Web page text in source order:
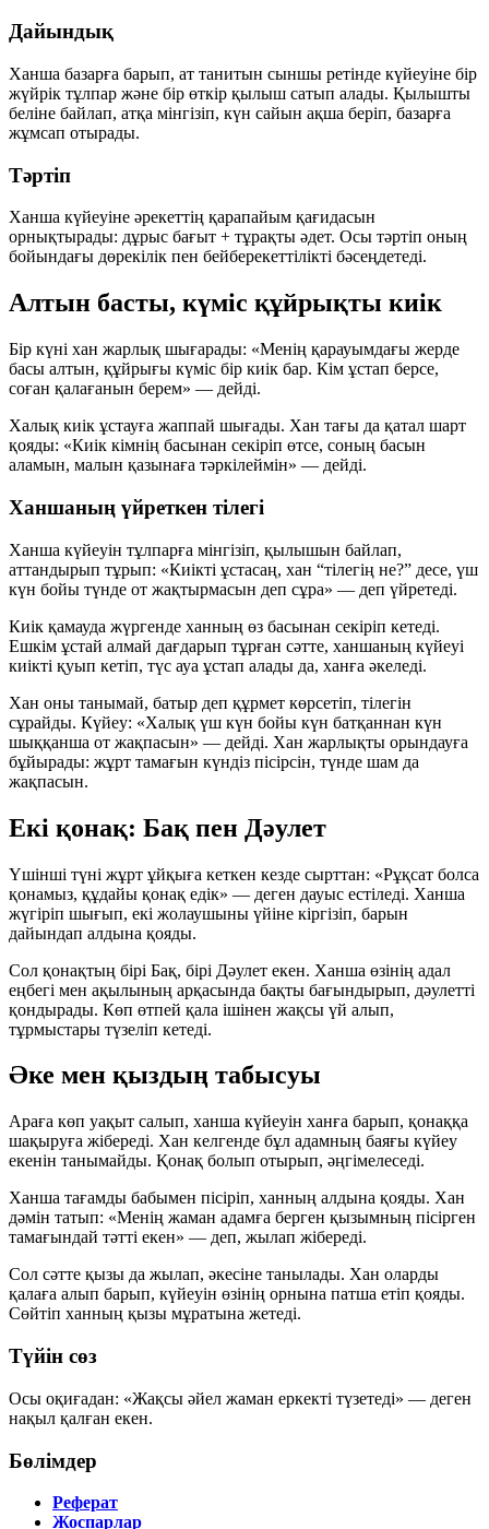
Дайындық
Ханша базарға барып, ат танитын сыншы ретінде күйеуіне бір
жүйрік тұлпар және бір өткір қылыш сатып алады. Қылышты
беліне байлап, атқа мінгізіп, күн сайын ақша беріп, базарға
жұмсап отырады.
Тәртіп
Ханша күйеуіне әрекеттің қарапайым қағидасын
орнықтырады: дұрыс бағыт + тұрақты әдет. Осы тәртіп оның
бойындағы дөрекілік пен бейберекеттілікті бәсеңдетеді.
Алтын басты, күміс құйрықты киік
Бір күні хан жарлық шығарады: «Менің қарауымдағы жерде
басы алтын, құйрығы күміс бір киік бар. Кім ұстап берсе,
соған қалағанын берем» — дейді.
Халық киік ұстауға жаппай шығады. Хан тағы да қатал шарт
қояды: «Киік кімнің басынан секіріп өтсе, соның басын
аламын, малын қазынаға тәркілеймін» — дейді.
Ханшаның үйреткен тілегі
Ханша күйеуін тұлпарға мінгізіп, қылышын байлап,
аттандырып тұрып: «Киікті ұстасаң, хан “тілегің не?” десе, үш
күн бойы түнде от жақтырмасын деп сұра» — деп үйретеді.
Киік қамауда жүргенде ханның өз басынан секіріп кетеді.
Ешкім ұстай алмай дағдарып тұрған сәтте, ханшаның күйеуі
киікті қуып кетіп, түс ауа ұстап алады да, ханға әкеледі.
Хан оны танымай, батыр деп құрмет көрсетіп, тілегін
сұрайды. Күйеу: «Халық үш күн бойы күн батқаннан күн
шыққанша от жақпасын» — дейді. Хан жарлықты орындауға
бұйырады: жұрт тамағын күндіз пісірсін, түнде шам да
жақпасын.
Екі қонақ: Бақ пен Дәулет
Үшінші түні жұрт ұйқыға кеткен кезде сырттан: «Рұқсат болса
қонамыз, құдайы қонақ едік» — деген дауыс естіледі. Ханша
жүгіріп шығып, екі жолаушыны үйіне кіргізіп, барын
дайындап алдына қояды.
Сол қонақтың бірі Бақ, бірі Дәулет екен. Ханша өзінің адал
еңбегі мен ақылының арқасында бақты бағындырып, дәулетті
қондырады. Көп өтпей қала ішінен жақсы үй алып,
тұрмыстары түзеліп кетеді.
Әке мен қыздың табысуы
Араға көп уақыт салып, ханша күйеуін ханға барып, қонаққа
шақыруға жібереді. Хан келгенде бұл адамның баяғы күйеу
екенін танымайды. Қонақ болып отырып, әңгімелеседі.
Ханша тағамды бабымен пісіріп, ханның алдына қояды. Хан
дәмін татып: «Менің жаман адамға берген қызымның пісірген
тамағындай тәтті екен» — деп, жылап жібереді.
Сол сәтте қызы да жылап, әкесіне танылады. Хан оларды
қалаға алып барып, күйеуін өзінің орнына патша етіп қояды.
Сөйтіп ханның қызы мұратына жетеді.
Түйін сөз
Осы оқиғадан: «Жақсы әйел жаман еркекті түзетеді» — деген
нақыл қалған екен.
Бөлімдер
Реферат
Жоспарлар